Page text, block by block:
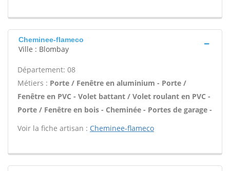
Cheminee-flameco
Ville : Blombay
Département: 08
Métiers : Porte / Fenêtre en aluminium - Porte /
Fenêtre en PVC - Volet battant / Volet roulant en PVC -
Porte / Fenêtre en bois - Cheminée - Portes de garage -
Voir la fiche artisan : Cheminee-flameco